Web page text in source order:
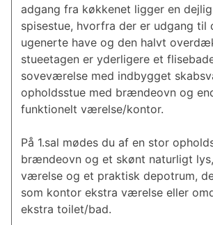
adgang fra køkkenet ligger en
spisestue, hvorfra der er udgang til
ugenerte have og den halvt
stueetagen er yderligere et
soveværelse med indbygget
opholdsstue med brændeovn og
funktionelt værelse/kontor.
På 1.sal mødes du af en stor
brændeovn og et skønt naturligt
værelse og et praktisk depotrum,
som kontor ekstra værelse eller
ekstra toilet/bad.